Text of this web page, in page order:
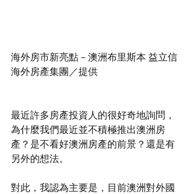
海外房市新亮點－澳洲布里斯本 益立信
海外房產集團／提供
最近許多房產投資人的很好奇地詢問，
為什麼我們最近並不積極推出澳洲房
產？是不看好澳洲房產的前景？還是有
另外的想法。
對此，我認為主要是，目前澳洲對外國